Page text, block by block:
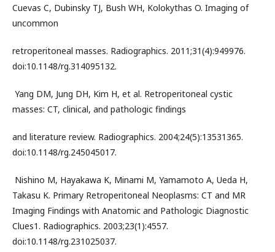
Cuevas C, Dubinsky TJ, Bush WH, Kolokythas O. Imaging of
uncommon
retroperitoneal masses. Radiographics. 2011;31(4):949­976.
doi:10.1148/rg.314095132.
­ Yang DM, Jung DH, Kim H, et al. Retroperitoneal cystic
masses: CT, clinical, and pathologic findings
and literature review. Radiographics. 2004;24(5):1353­1365.
doi:10.1148/rg.245045017.
­ Nishino M, Hayakawa K, Minami M, Yamamoto A, Ueda H,
Takasu K. Primary Retroperitoneal Neoplasms: CT and MR
Imaging Findings with Anatomic and Pathologic Diagnostic
Clues1. Radiographics. 2003;23(1):45­57.
doi:10.1148/rg.231025037.